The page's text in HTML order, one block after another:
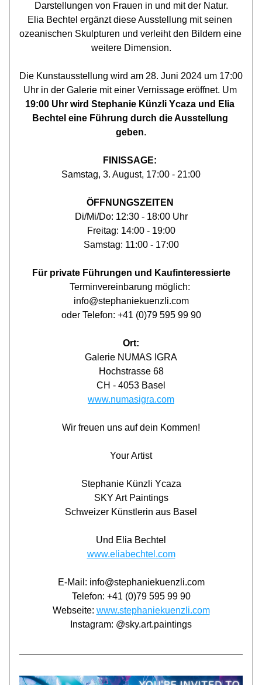
Darstellungen von Frauen in und mit der Natur.
Elia Bechtel ergänzt diese Ausstellung mit seinen
ozeanischen Skulpturen und verleiht den Bildern eine
weitere Dimension.
Die Kunstausstellung wird am 28. Juni 2024 um 17:00
Uhr in der Galerie mit einer Vernissage eröffnet. Um
19:00 Uhr wird Stephanie Künzli Ycaza und Elia
Bechtel eine Führung durch die Ausstellung
geben.
FINISSAGE:
Samstag, 3. August, 17:00 - 21:00
ÖFFNUNGSZEITEN
Di/Mi/Do: 12:30 - 18:00 Uhr
Freitag: 14:00 - 19:00
Samstag: 11:00 - 17:00
Für private Führungen und Kaufinteressierte
Terminvereinbarung möglich:
info@stephaniekuenzli.com
oder Telefon: +41 (0)79 595 99 90
Ort:
Galerie NUMAS IGRA
Hochstrasse 68
CH - 4053 Basel
www.numasigra.com
Wir freuen uns auf dein Kommen!
Your Artist
Stephanie Künzli Ycaza
SKY Art Paintings
Schweizer Künstlerin aus Basel
Und Elia Bechtel
www.eliabechtel.com
E-Mail: info@stephaniekuenzli.com
Telefon: +41 (0)79 595 99 90
Webseite: www.stephaniekuenzli.com
Instagram: @sky.art.paintings